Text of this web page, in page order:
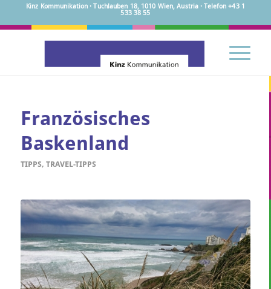
Kinz Kommunikation · Tuchlauben 18, 1010 Wien, Austria · Telefon +43 1
533 38 55
Französisches
Baskenland
TIPPS, TRAVEL-TIPPS